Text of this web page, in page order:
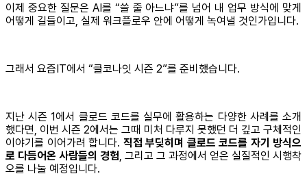
이제 중요한 질문은 AI를 “쓸 줄 아느냐”를 넘어 내 업무 방식에 맞게
어떻게 길들이고, 실제 워크플로우 안에 어떻게 녹여낼 것인가입니다.
그래서 요즘IT에서 “클코나잇 시즌 2”를 준비했습니다.
지난 시즌 1에서 클로드 코드를 실무에 활용하는 다양한 사례를 소개
했다면, 이번 시즌 2에서는 그때 미처 다루지 못했던 더 깊고 구체적인
이야기를 이어가려 합니다. 직접 부딪히며 클로드 코드를 자기 방식으
로 다듬어온 사람들의 경험, 그리고 그 과정에서 얻은 실질적인 시행착
오를 나눌 예정입니다.